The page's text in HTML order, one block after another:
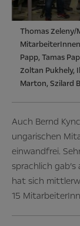
Thomas Zeleny/
MitarbeiterInnen
Papp, Tamas
Zoltan Pukhely,
Marton, Szilard
Auch Bernd
ungarischen
einwandfrei.
sprachlich
hat sich
15